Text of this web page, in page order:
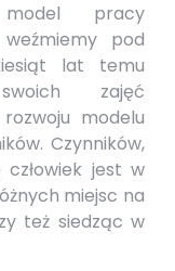
model pracy
pod
lat temu
zajęć
modelu
Czynników,
człowiek jest w
miejsc na
też siedząc w